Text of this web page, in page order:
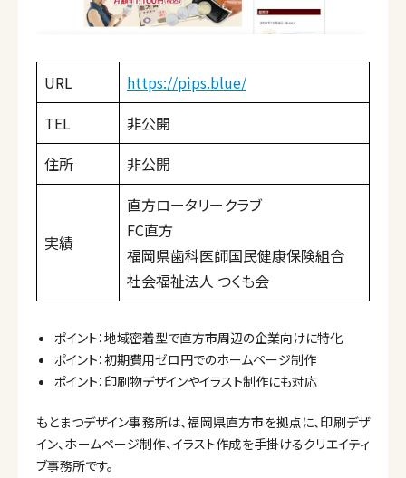
URL
https://pips.blue/
TEL
非公開
住所
非公開
実績
直方ロータリークラブ
FC直方
福岡県歯科医師国民健康保険組合
社会福祉法人 つくも会
ポイント：地域密着型で直方市周辺の企業向けに特化
ポイント：初期費用ゼロ円でのホームページ制作
ポイント：印刷物デザインやイラスト制作にも対応
もとまつデザイン事務所は、福岡県直方市を拠点に、印刷デザ
イン、ホームページ制作、イラスト作成を手掛けるクリエイティ
ブ事務所です。